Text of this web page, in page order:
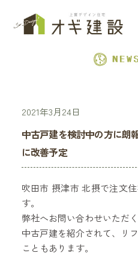
EVENT
2021年3月24日
中古戸建を検討中の方に朗
に改善予定
吹田市 摂津市 北摂で注文
す。
弊社へお問い合わせいただ
中古戸建を紹介されて、リ
こともあります。